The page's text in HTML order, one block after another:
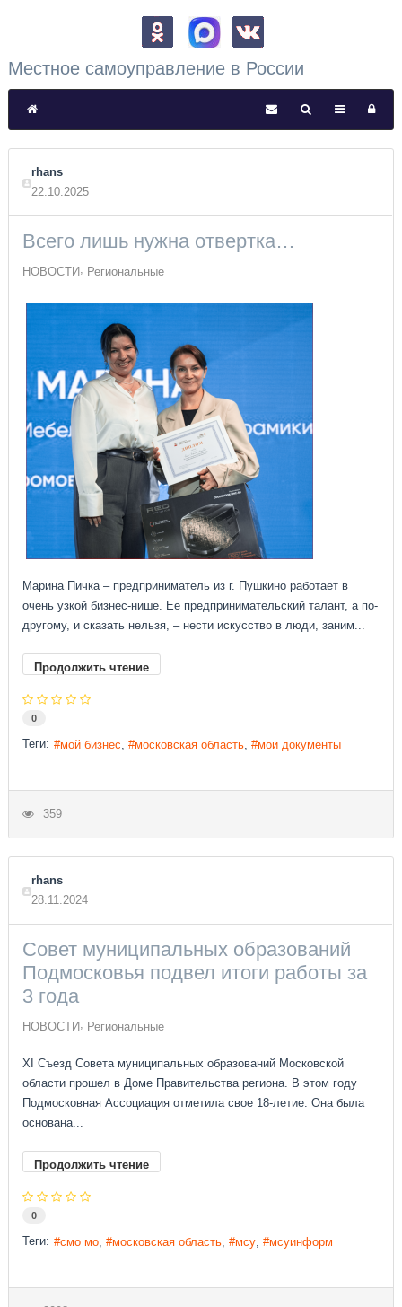
Местное самоуправление в России
rhans
22.10.2025
Всего лишь нужна отвертка…
НОВОСТИ Региональные
Марина Пичка – предприниматель из г. Пушкино работает в
очень узкой бизнес-нише. Ее предпринимательский талант, а по-
другому, и сказать нельзя, – нести искусство в люди, заним...
Продолжить чтение
0
Теги: мой бизнес московская область мои документы
359
rhans
28.11.2024
Совет муниципальных образований
Подмосковья подвел итоги работы за
3 года
НОВОСТИ Региональные
XI Съезд Совета муниципальных образований Московской
области прошел в Доме Правительства региона. В этом году
Подмосковная Ассоциация отметила свое 18-летие. Она была
основана...
Продолжить чтение
0
Теги: смо мо московская область мсу мсуинформ